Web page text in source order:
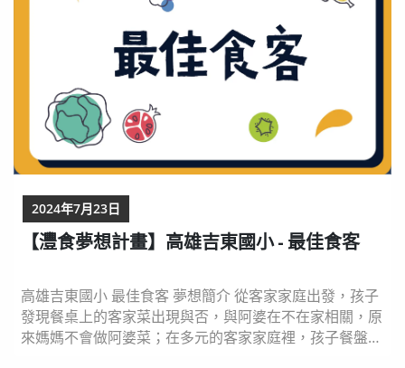
【灃食夢想計畫】高雄吉東國小 - 最佳食客
高雄吉東國小 最佳食客 夢想簡介 從客家家庭出發，孩子
發現餐桌上的客家菜出現與否，與阿婆在不在家相關，原
來媽媽不會做阿婆菜；在多元的客家家庭裡，孩子餐盤上
2024年7月23日